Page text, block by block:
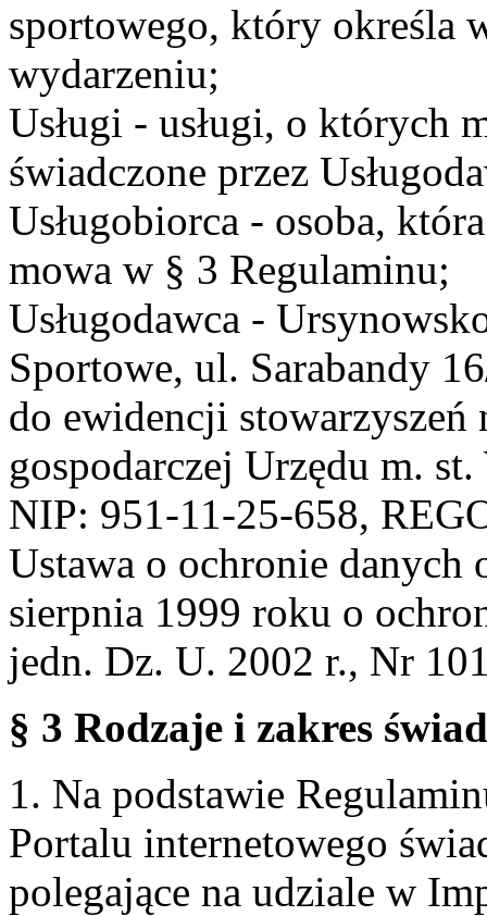
sportowego, który określa
wydarzeniu;
Usługi - usługi, o których
świadczone przez
Usługobiorca - osoba,
mowa w § 3 Regulaminu;
Usługodawca -
Sportowe, ul. Sarabandy
do ewidencji stowarzyszeń
gospodarczej Urzędu m.
NIP: 951-11-25-658,
Ustawa o ochronie danych
sierpnia 1999 roku o
jedn. Dz. U. 2002 r., Nr
§ 3 Rodzaje i zakres
1. Na podstawie
Portalu internetowego
polegające na udziale w